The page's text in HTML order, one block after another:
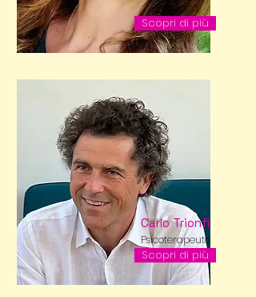
Psicologa
Scopri di più
Carlo Trionfi
Psicoterapeuta
Scopri di più